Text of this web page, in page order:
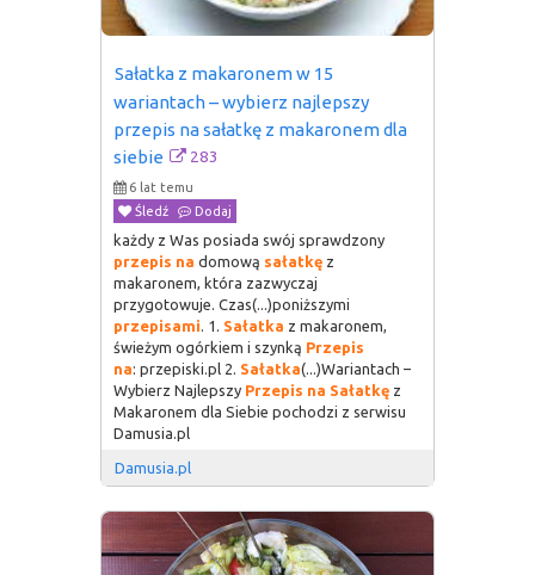
Sałatka z makaronem w 15
wariantach – wybierz najlepszy
przepis na sałatkę z makaronem dla
siebie
283
6 lat temu
Śledź
Dodaj
każdy z Was posiada swój sprawdzony
przepis na domową sałatkę z
makaronem, która zazwyczaj
przygotowuje. Czas(...)poniższymi
przepisami . 1. Sałatka z makaronem,
świeżym ogórkiem i szynką Przepis
na: przepiski.pl 2. Sałatka(...)Wariantach –
Wybierz Najlepszy Przepis na Sałatkę z
Makaronem dla Siebie pochodzi z serwisu
Damusia.pl
Damusia.pl